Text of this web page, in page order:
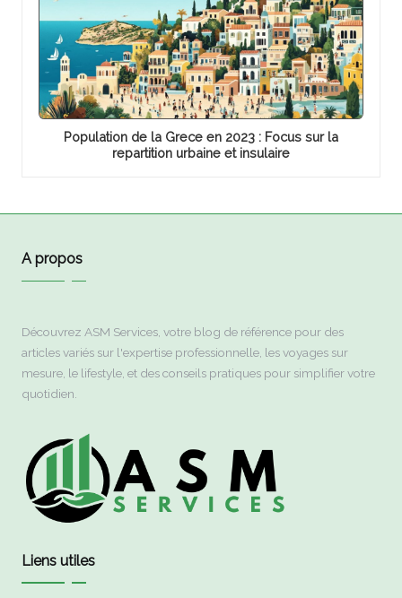
Population de la Grece en 2023 : Focus sur la
repartition urbaine et insulaire
A propos
Découvrez ASM Services, votre blog de référence pour des
articles variés sur l'expertise professionnelle, les voyages sur
mesure, le lifestyle, et des conseils pratiques pour simplifier votre
quotidien.
Liens utiles